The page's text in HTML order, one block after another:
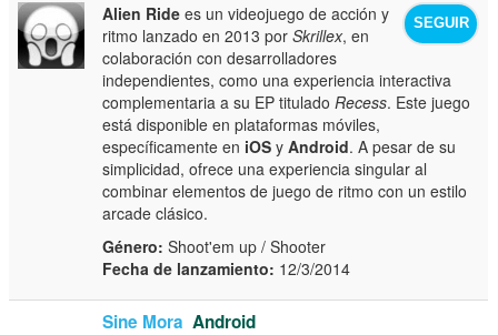
SEGUIR
Alien Ride es un videojuego de acción y
ritmo lanzado en 2013 porSkrillex, en
colaboración con desarrolladores
independientes, como una experiencia interactiva
complementaria a su EP titulado Recess. Este juego
está disponible en plataformas móviles,
específicamente en iOS yAndroid. A pesar de su
simplicidad, ofrece una experiencia singular al
combinar elementos de juego de ritmo con un estilo
arcade clásico.
Género: Shoot'em up / Shooter
Fecha de lanzamiento: 12/3/2014
Sine Mora Android